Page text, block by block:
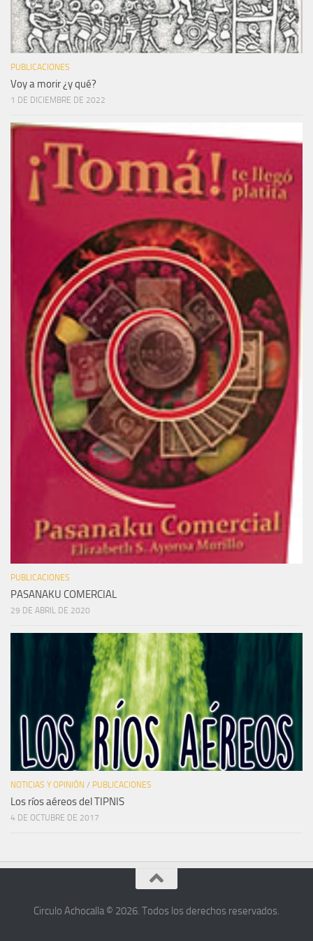
PUBLICACIONES
Voy a morir ¿y qué?
1 DE DICIEMBRE DE 2022
PUBLICACIONES
PASANAKU COMERCIAL
29 DE ABRIL DE 2020
NOTICIAS Y OPINIÓN / PUBLICACIONES
Los ríos aéreos del TIPNIS
4 DE OCTUBRE DE 2017
Circulo Achocalla © 2026. Todos los derechos reservados.